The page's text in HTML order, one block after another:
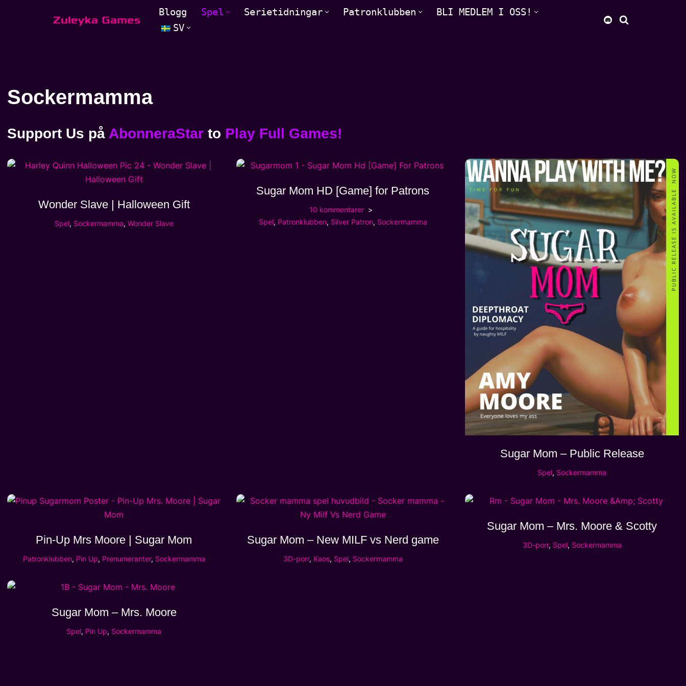
Blogg Spel Serietidningar Patronklubben
BLI MEDLEM I OSS!
SV
Sockermamma
Support Us på AbonneraStarto Play Full Games!
Wonder Slave | Halloween Gift
Spel, Sockermamma, Wonder Slave
Sugar Mom HD [Game] for Patrons
10 kommentarer
Spel, Patronklubben, Silver Patron, Sockermamma
Sugar Mom – Public Release
Spel, Sockermamma
Pin-Up Mrs Moore | Sugar Mom
Patronklubben, Pin Up, Prenumeranter, Sockermamma
Sugar Mom – New MILF vs Nerd game
3D-porr, Kaos, Spel, Sockermamma
Sugar Mom – Mrs. Moore & Scotty
3D-porr, Spel, Sockermamma
Sugar Mom – Mrs. Moore
Spel, Pin Up, Sockermamma